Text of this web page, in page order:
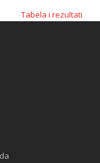
Tabela i rezultati